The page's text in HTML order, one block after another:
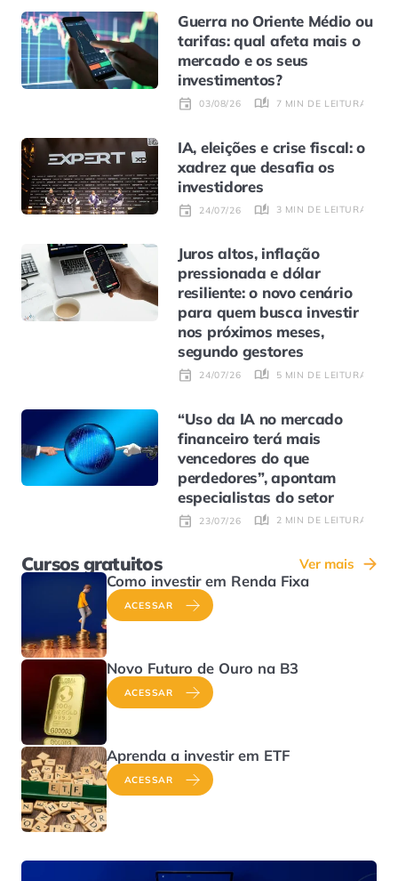
Guerra no Oriente Médio ou
tarifas: qual afeta mais o
mercado e os seus
investimentos?
03/08/26 7 MIN DE LEITURA
IA, eleições e crise fiscal: o
xadrez que desafia os
investidores
24/07/26 3 MIN DE LEITURA
Juros altos, inflação
pressionada e dólar
resiliente: o novo cenário
para quem busca investir
nos próximos meses,
segundo gestores
24/07/26 5 MIN DE LEITURA
“Uso da IA no mercado
financeiro terá mais
vencedores do que
perdedores”, apontam
especialistas do setor
23/07/26 2 MIN DE LEITURA
Cursos gratuitos Ver mais
Como investir em Renda Fixa
ACESSAR
Novo Futuro de Ouro na B3
ACESSAR
Aprenda a investir em ETF
ACESSAR